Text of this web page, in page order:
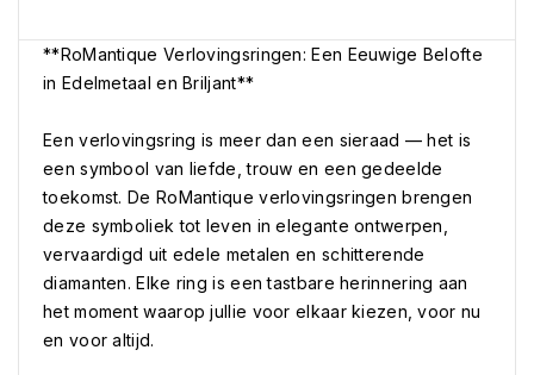
**RoMantique Verlovingsringen: Een Eeuwige Belofte
in Edelmetaal en Briljant**
Een verlovingsring is meer dan een sieraad — het is
een symbool van liefde, trouw en een gedeelde
toekomst. De RoMantique verlovingsringen brengen
deze symboliek tot leven in elegante ontwerpen,
vervaardigd uit edele metalen en schitterende
diamanten. Elke ring is een tastbare herinnering aan
het moment waarop jullie voor elkaar kiezen, voor nu
en voor altijd.